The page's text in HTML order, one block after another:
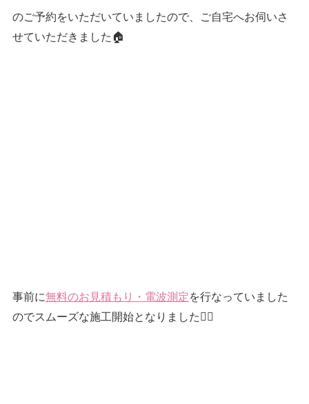
のご予約をいただいていましたので、ご自宅へお伺いさ
せていただきました🏠
事前に無料のお見積もり・電波測定を行なっていました
のでスムーズな施工開始となりました👷‍♂️